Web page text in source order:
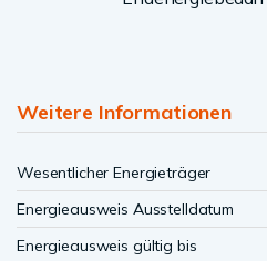
Weitere Informationen
Wesentlicher Energieträger
Energieausweis Ausstelldatum
Energieausweis gültig bis